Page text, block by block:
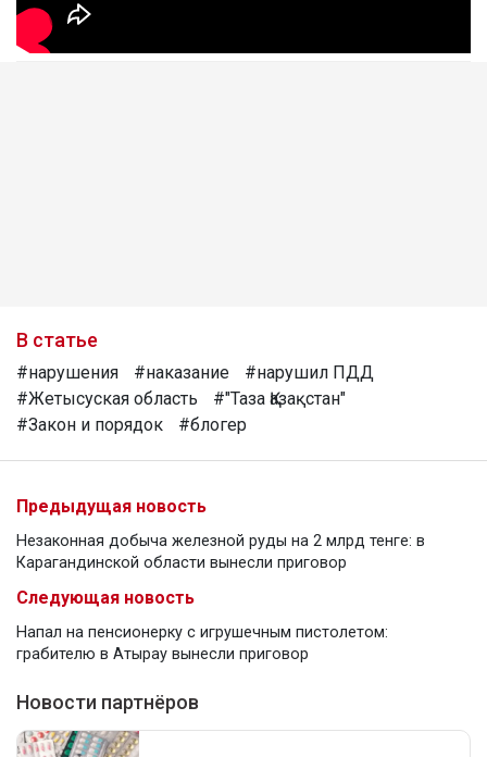
В статье
#нарушения #наказание
#нарушил ПДД
#Жетысуская область
#"Таза Қазақстан"
#Закон и порядок
#блогер
Предыдущая новость
Незаконная добыча железной руды на 2 млрд тенге: в
Карагандинской области вынесли приговор
Следующая новость
Напал на пенсионерку с игрушечным пистолетом:
грабителю в Атырау вынесли приговор